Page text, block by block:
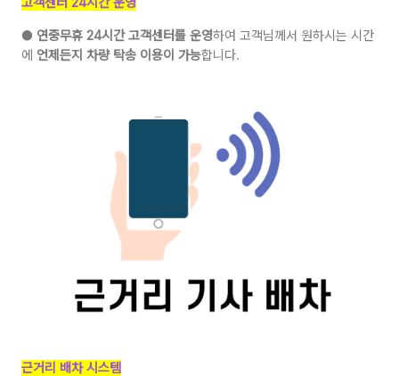
● 연중무휴 24시간 고객센터를 운영하여 고객님께서 원하시는 시간
에 언제든지 차량 탁송 이용이 가능합니다.
근거리 배차 시스템